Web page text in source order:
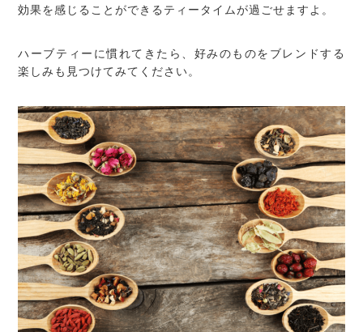
効果を感じることができるティータイムが過ごせますよ。
ハーブティーに慣れてきたら、好みのものをブレンドする
楽しみも見つけてみてください。